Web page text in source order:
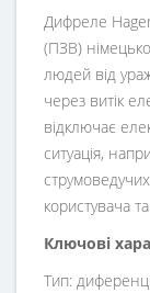
Дифреле
(ПЗВ)
людей від
через витік
відключає
ситуація,
користувача
Ключові
Тип: